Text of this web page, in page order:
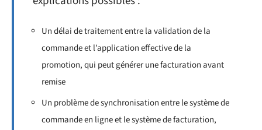
Un délai de traitement entre la validation de la
commande et l’application effective de la
promotion, qui peut générer une facturation avant
remise
Un problème de synchronisation entre le système de
commande en ligne et le système de facturation,